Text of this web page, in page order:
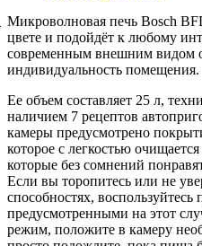
Микроволновая печь Bosch
цвете и подойдёт к любому
современным внешним видом
индивидуальность помещения.
Ее объем составляет 25 л,
наличием 7 рецептов
камеры предусмотрено
которое с легкостью
которые без сомнений
Если вы торопитесь или не
способностях,
предусмотренными на этот
режим, положите в камеру